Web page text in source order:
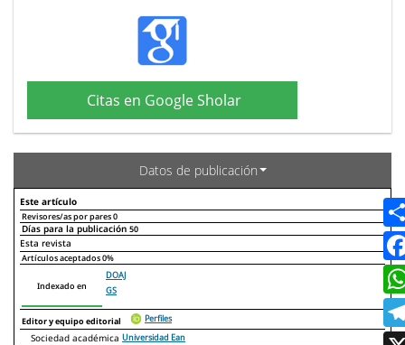
Citas en Google Sholar
Datos de publicación
Este artículo
Revisores/as por pares0
Días para la publicación 50
Declaraciones de autoría
Esta revista
Artículos aceptados0%
Indexado en
DOAJ
GS
Editor y equipo editorial Perfiles
Sociedad académica Universidad Ean